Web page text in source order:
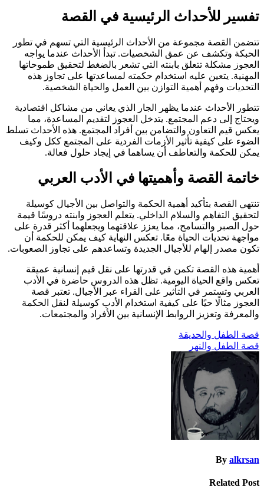
تفسير للأحداث الرئيسية في القصة
تتضمن القصة مجموعة من الأحداث الرئيسية التي تسهم في تطور
الحبكة وتكشف عن عمق الشخصيات. تبدأ الأحداث عندما يواجه
العجوز مشكلة تتعلق بابنته التي تشعر بالضغط لتحقيق طموحاتها
المهنية. يتعين عليه استخدام حكمته لمساعدتها على تجاوز هذه
التحديات وفهم أهمية التوازن بين العمل والحياة الشخصية.
تتطور الأحداث عندما يظهر الجار الذي يعاني من مشاكل اقتصادية
ويحتاج إلى دعم المجتمع. يتدخل العجوز لتقديم المساعدة، مما
يعكس قيم التعاون والتضامن بين أفراد المجتمع. هذه الأحداث تسلط
الضوء على كيفية تأثير الأزمات الفردية على المجتمع ككل وكيف
يمكن للحكمة والتعاطف أن يساهما في إيجاد حلول فعالة.
خاتمة القصة وأهميتها في الأدب العربي
تنتهي القصة بتأكيد أهمية الحكمة والتواصل بين الأجيال كوسيلة
لتحقيق التفاهم والسلام الداخلي. يتعلم العجوز وابنته دروسًا قيمة
حول الصبر والتسامح، مما يعزز علاقتهما ويجعلهما أكثر قدرة على
مواجهة تحديات الحياة معًا. تعكس النهاية كيف يمكن للحكمة أن
تكون مصدر إلهام للأجيال الجديدة وتساعدهم على تجاوز الصعوبات.
أهمية هذه القصة تكمن في قدرتها على نقل قيم إنسانية عميقة
تعكس واقع الحياة اليومية. تظل هذه الدروس حاضرة في الأدب
العربي وتستمر في التأثير على القراء عبر الأجيال. تعتبر قصة
العجوز مثالًا حيًا على كيفية استخدام الأدب كوسيلة لنقل الحكمة
والمعرفة وتعزيز الروابط الإنسانية بين الأفراد والمجتمعات.
تصفّح
المقالات
قصة الطفل والحديقة
قصة الطفل والنهر
By alkrsan
Related Post